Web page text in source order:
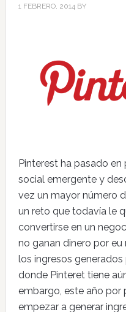
1 FEBRERO, 2014BY
Pinterest ha pasado
social emergente y
vez un mayor número
un reto que todavía le
convertirse en un
no ganan dinero por eu
los ingresos
donde Pinteret tiene
embargo, este año por
empezar a generar